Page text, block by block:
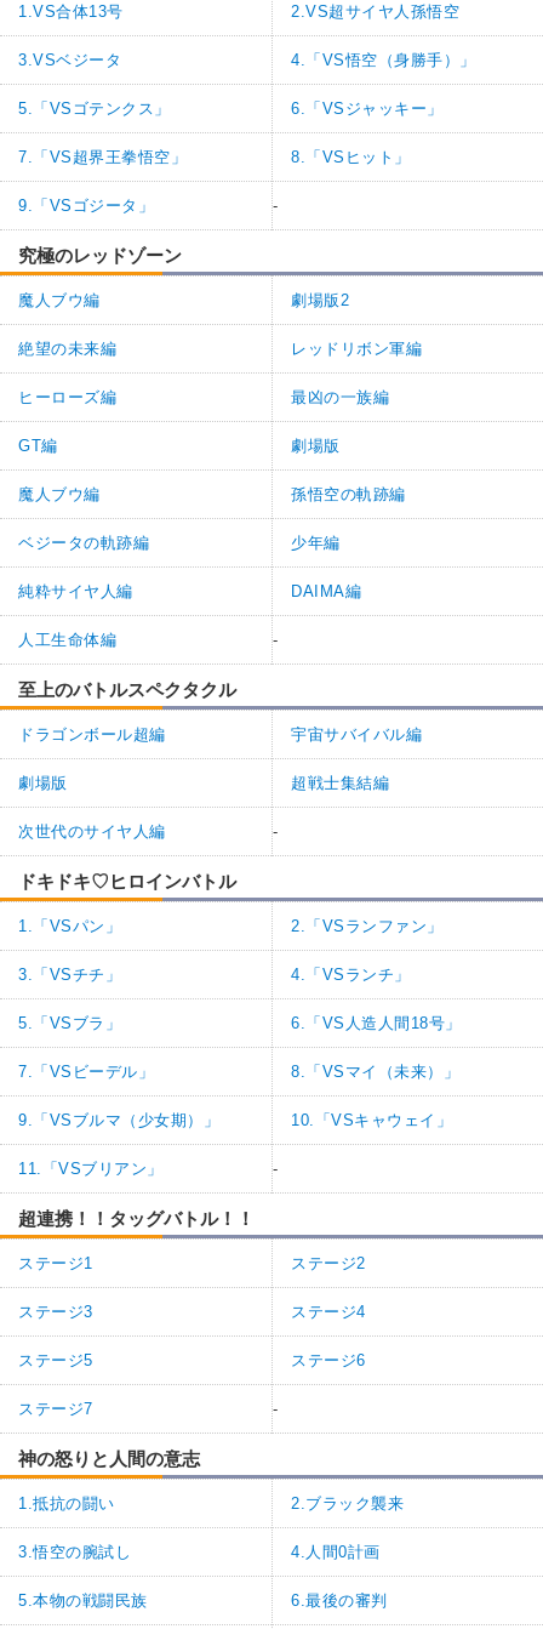
1.VS合体13号 2.VS超サイヤ人孫悟空
3.VSベジータ 4.「VS悟空（身勝手）」
5.「VSゴテンクス」 6.「VSジャッキー」
7.「VS超界王拳悟空」 8.「VSヒット」
9.「VSゴジータ」 -
究極のレッドゾーン
魔人ブウ編 劇場版2
絶望の未来編 レッドリボン軍編
ヒーローズ編 最凶の一族編
GT編 劇場版
魔人ブウ編 孫悟空の軌跡編
ベジータの軌跡編 少年編
純粋サイヤ人編 DAIMA編
人工生命体編 -
至上のバトルスペクタクル
ドラゴンボール超編 宇宙サバイバル編
劇場版 超戦士集結編
次世代のサイヤ人編 -
ドキドキ♡ヒロインバトル
1.「VSパン」 2.「VSランファン」
3.「VSチチ」 4.「VSランチ」
5.「VSブラ」 6.「VS人造人間18号」
7.「VSビーデル」 8.「VSマイ（未来）」
9.「VSブルマ（少女期）」 10.「VSキャウェイ」
11.「VSブリアン」 -
超連携！！タッグバトル！！
ステージ1 ステージ2
ステージ3 ステージ4
ステージ5 ステージ6
ステージ7 -
神の怒りと人間の意志
1.抵抗の闘い 2.ブラック襲来
3.悟空の腕試し 4.人間0計画
5.本物の戦闘民族 6.最後の審判